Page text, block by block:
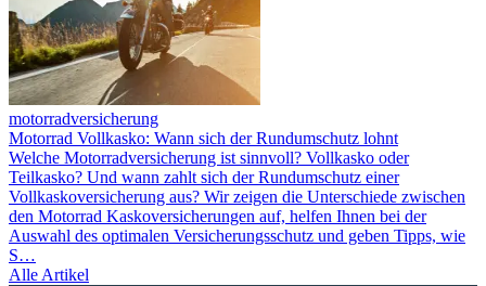
motorradversicherung
Motor­rad Vollkasko: Wann sich der Rundum­schutz lohnt
Welche Motorradversicherung ist sinnvoll? Vollkasko oder
Teilkasko? Und wann zahlt sich der Rundumschutz einer
Vollkaskoversicherung aus? Wir zeigen die Unterschiede zwischen
den Motorrad Kaskoversicherungen auf, helfen Ihnen bei der
Auswahl des optimalen Versicherungs­schutz und geben Tipps, wie
S…
Alle Artikel